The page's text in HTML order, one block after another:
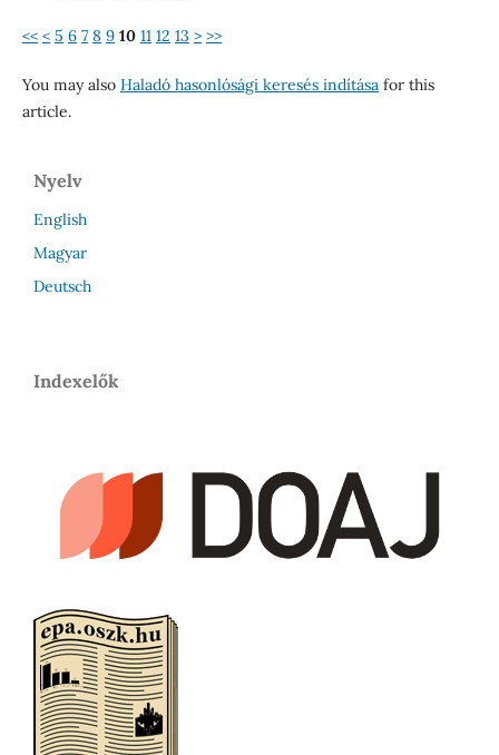
<< < 5 6 7 8 9 10 11 12 13 > >>
You may also Haladó hasonlósági keresés indításafor this
article.
Nyelv
English
Magyar
Deutsch
Indexelők